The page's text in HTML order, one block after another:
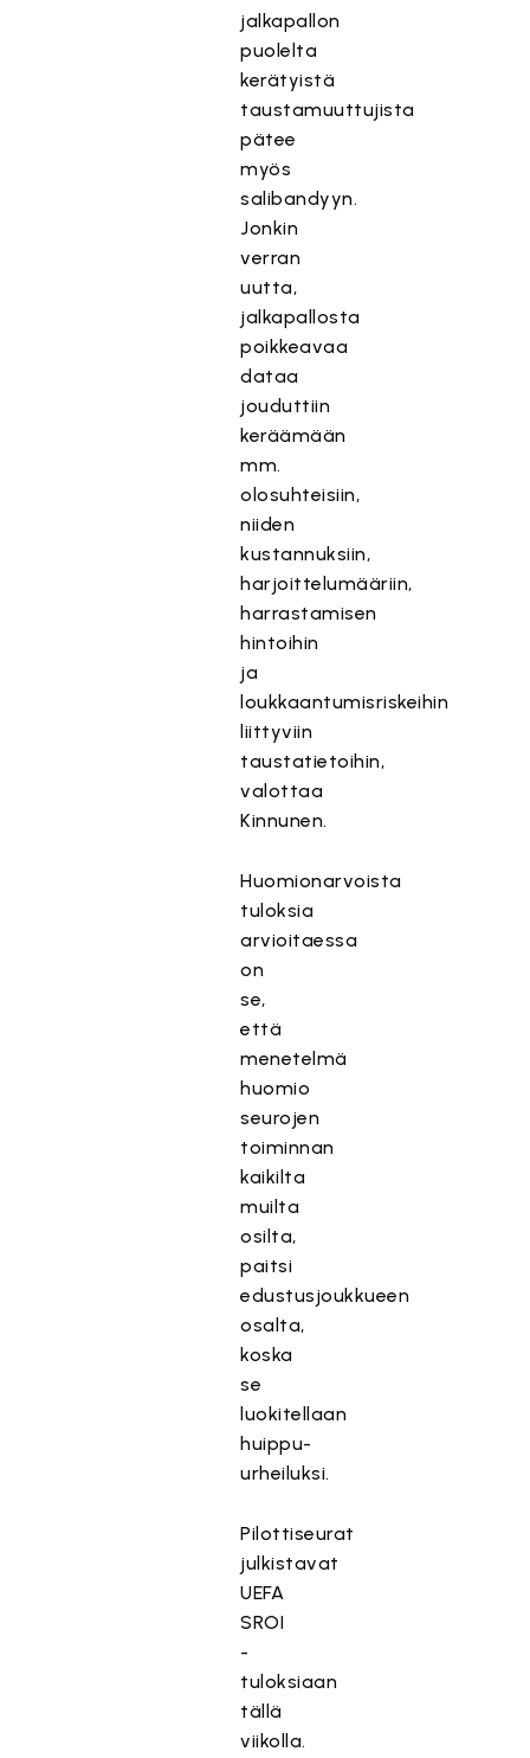
jalkapallon
puolelta
kerätyistä
taustamuuttujista
pätee
myös
salibandyyn.
Jonkin
verran
uutta,
jalkapallosta
poikkeavaa
dataa
jouduttiin
keräämään
mm.
olosuhteisiin,
niiden
kustannuksiin,
harjoittelumääriin,
harrastamisen
hintoihin
ja
loukkaantumisriskeihin
liittyviin
taustatietoihin,
valottaa
Kinnunen.
Huomionarvoista
tuloksia
arvioitaessa
on
se,
että
menetelmä
huomio
seurojen
toiminnan
kaikilta
muilta
osilta,
paitsi
edustusjoukkueen
osalta,
koska
se
luokitellaan
huippu-
urheiluksi.
Pilottiseurat
julkistavat
UEFA
SROI
-
tuloksiaan
tällä
viikolla.